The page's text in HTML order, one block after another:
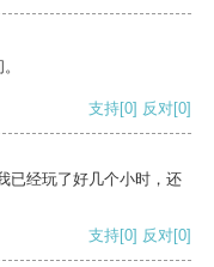
支持[0] 反对[0]
已经玩了好几个小时，还
支持[0] 反对[0]